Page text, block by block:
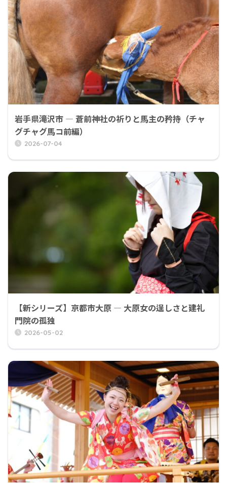
岩手県滝沢市 ― 蒼前神社の祈りと馬主の矜持（チャ
グチャグ馬コ前編）
2026-07-04
【新シリーズ】京都市大原 ― 大原女の逞しさと建礼
門院の孤独
2026-05-02